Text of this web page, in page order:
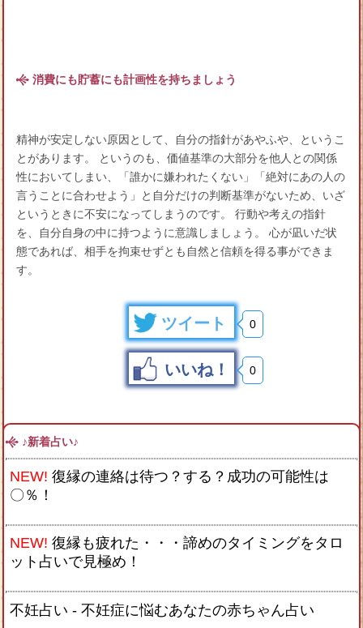
消費にも貯蓄にも計画性を持ちましょう
精神が安定しない原因として、自分の指針があやふや、というこ
とがあります。 というのも、価値基準の大部分を他人との関係
性においてしまい、「誰かに嫌われたくない」「絶対にあの人の
言うことに合わせよう」と自分だけの判断基準がないため、いざ
というときに不安になってしまうのです。 行動や考えの指針
を、自分自身の中に持つように意識しましょう。 心が凪いだ状
態であれば、相手を拘束せずとも自然と信頼を得る事ができま
す。
ツイート 0
いいね！ 0
♪新着占い♪
NEW! 復縁の連絡は待つ？する？成功の可能性は
〇％！
NEW! 復縁も疲れた・・・諦めのタイミングをタロ
ット占いで見極め！
不妊占い - 不妊症に悩むあなたの赤ちゃん占い